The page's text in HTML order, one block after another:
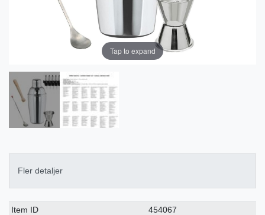
Tap to expand
Fler detaljer
Ceres::Template.singleItemTechnicalDataAttribute
Ceres::Template.singleItemTechnicalDataValue
Item ID
454067